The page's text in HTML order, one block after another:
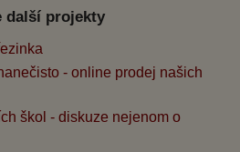
další projekty
- online prodej našich
škol - diskuze nejenom o